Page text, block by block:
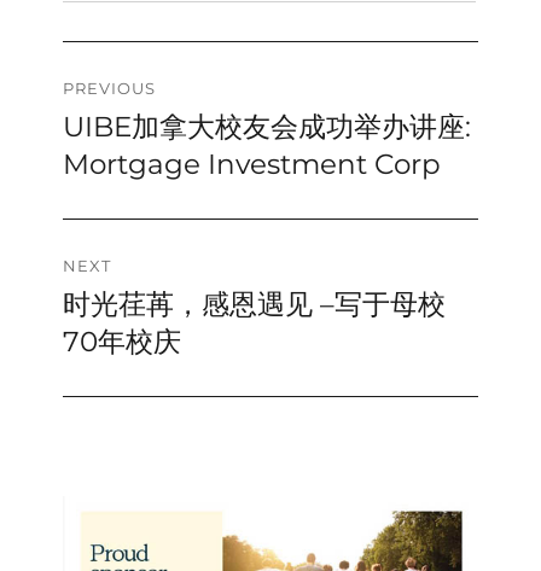
Post
navigation
PREVIOUS
Previous
post:
UIBE加拿大校友会成功举办讲座:
Mortgage Investment Corp
NEXT
Next
post:
时光荏苒，感恩遇见 –写于母校
70年校庆